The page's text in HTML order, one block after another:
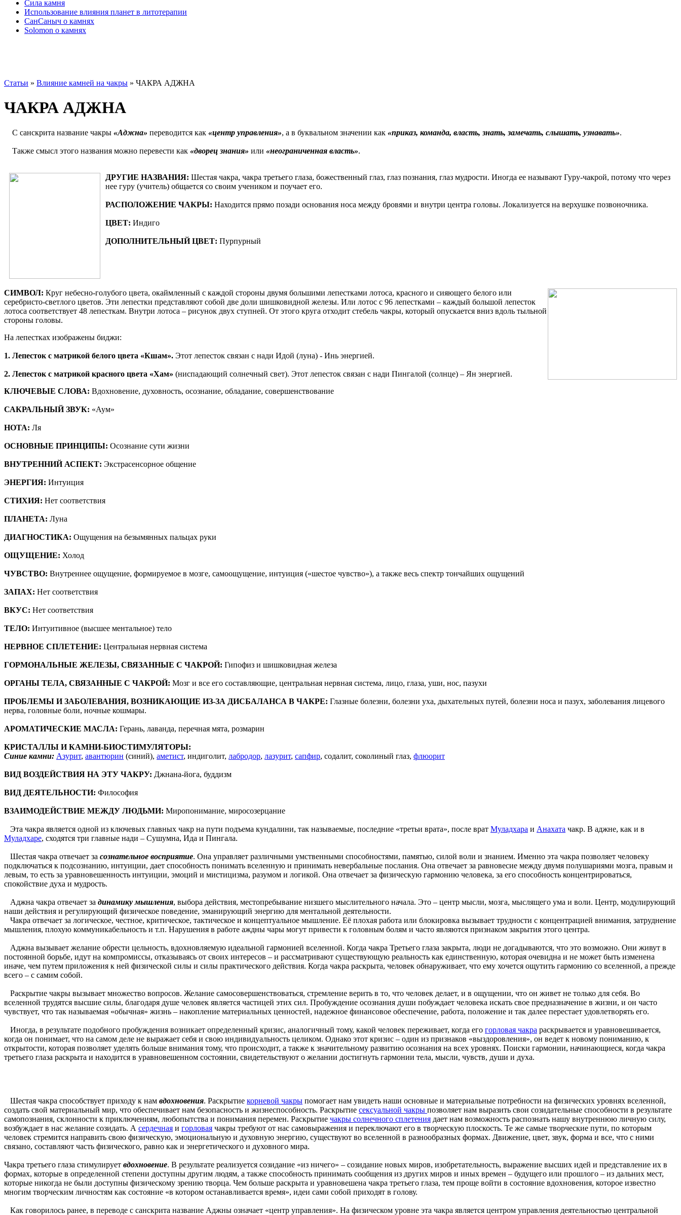
Cила камня
Использование влияния планет в литотерапии
СанСаныч о камнях
Solomon о камнях
Статьи » Влияние камней на чакры » ЧАКРА АДЖНА
ЧАКРА АДЖНА
С санскрита название чакры «Аджна» переводится как «центр управления», а в буквальном значении как «приказ, команда, власть, знать, замечать, слышать, узнавать».
Также смысл этого названия можно перевести как «дворец знания» или «неограниченная власть».
ДРУГИЕ НАЗВАНИЯ: Шестая чакра, чакра третьего глаза, божественный глаз, глаз познания, глаз мудрости. Иногда ее называют Гуру-чакрой, потому что через
нее гуру (учитель) общается со своим учеником и поучает его.
РАСПОЛОЖЕНИЕ ЧАКРЫ: Находится прямо позади основания носа между бровями и внутри центра головы. Локализуется на верхушке позвоночника.
ЦВЕТ: Индиго
ДОПОЛНИТЕЛЬНЫЙ ЦВЕТ: Пурпурный
СИМВОЛ: Круг небесно-голубого цвета, окаймленный с каждой стороны двумя большими лепестками лотоса, красного и сияющего белого или
серебристо-светлого цветов. Эти лепестки представляют собой две доли шишковидной железы. Или лотос с 96 лепестками – каждый большой лепесток
лотоса соответствует 48 лепесткам. Внутри лотоса – рисунок двух ступней. От этого круга отходит стебель чакры, который опускается вниз вдоль тыльной
стороны головы.
На лепестках изображены биджи:
1. Лепесток с матрикой белого цвета «Кшам». Этот лепесток связан с нади Идой (луна) - Инь энергией.
2. Лепесток с матрикой красного цвета «Хам» (ниспадающий солнечный свет). Этот лепесток связан с нади Пингалой (солнце) – Ян энергией.
КЛЮЧЕВЫЕ СЛОВА: Вдохновение, духовность, осознание, обладание, совершенствование
САКРАЛЬНЫЙ ЗВУК: «Аум»
НОТА: Ля
ОСНОВНЫЕ ПРИНЦИПЫ: Осознание сути жизни
ВНУТРЕННИЙ АСПЕКТ: Экстрасенсорное общение
ЭНЕРГИЯ: Интуиция
СТИХИЯ: Нет соответствия
ПЛАНЕТА: Луна
ДИАГНОСТИКА: Ощущения на безымянных пальцах руки
ОЩУЩЕНИЕ: Холод
ЧУВСТВО: Внутреннее ощущение, формируемое в мозге, самоощущение, интуиция («шестое чувство»), а также весь спектр тончайших ощущений
ЗАПАХ: Нет соответствия
ВКУС: Нет соответствия
ТЕЛО: Интуитивное (высшее ментальное) тело
НЕРВНОЕ СПЛЕТЕНИЕ: Центральная нервная система
ГОРМОНАЛЬНЫЕ ЖЕЛЕЗЫ, СВЯЗАННЫЕ С ЧАКРОЙ: Гипофиз и шишковидная железа
ОРГАНЫ ТЕЛА, СВЯЗАННЫЕ С ЧАКРОЙ: Мозг и все его составляющие, центральная нервная система, лицо, глаза, уши, нос, пазухи
ПРОБЛЕМЫ И ЗАБОЛЕВАНИЯ, ВОЗНИКАЮЩИЕ ИЗ-ЗА ДИСБАЛАНСА В ЧАКРЕ: Глазные болезни, болезни уха, дыхательных путей, болезни носа и пазух, заболевания лицевого
нерва, головные боли, ночные кошмары.
АРОМАТИЧЕСКИЕ МАСЛА: Герань, лаванда, перечная мята, розмарин
КРИСТАЛЛЫ И КАМНИ-БИОСТИМУЛЯТОРЫ:
Синие камни: Азурит, авантюрин (синий), аметист, индиголит, лабродор, лазурит, сапфир, содалит, соколиный глаз, флюорит
ВИД ВОЗДЕЙСТВИЯ НА ЭТУ ЧАКРУ: Джнана-йога, буддизм
ВИД ДЕЯТЕЛЬНОСТИ: Философия
ВЗАИМОДЕЙСТВИЕ МЕЖДУ ЛЮДЬМИ: Миропонимание, миросозерцание
Эта чакра является одной из ключевых главных чакр на пути подъема кундалини, так называемые, последние «третьи врата», после врат Муладхара и Анахата чакр. В аджне, как и в
Муладхаре, сходятся три главные нади – Сушумна, Ида и Пингала.
Шестая чакра отвечает за сознательное восприятие. Она управляет различными умственными способностями, памятью, силой воли и знанием. Именно эта чакра позволяет человеку
подключаться к подсознанию, интуиции, дает способность понимать вселенную и принимать невербальные послания. Она отвечает за равновесие между двумя полушариями мозга, правым и
левым, то есть за уравновешенность интуиции, эмоций и мистицизма, разумом и логикой. Она отвечает за физическую гармонию человека, за его способность концентрироваться,
спокойствие духа и мудрость.
Аджна чакра отвечает за динамику мышления, выбора действия, местопребывание низшего мыслительного начала. Это – центр мысли, мозга, мыслящего ума и воли. Центр, модулирующий
наши действия и регулирующий физическое поведение, эманирующий энергию для ментальной деятельности.
Чакра отвечает за логическое, честное, критическое, тактическое и концептуальное мышление. Её плохая работа или блокировка вызывает трудности с концентрацией внимания, затруднение
мышления, плохую коммуникабельность и т.п. Нарушения в работе аждны чары могут привести к головным болям и часто являются признаком закрытия этого центра.
Аджна вызывает желание обрести цельность, вдохновляемую идеальной гармонией вселенной. Когда чакра Третьего глаза закрыта, люди не догадываются, что это возможно. Они живут в
постоянной борьбе, идут на компромиссы, отказываясь от своих интересов – и рассматривают существующую реальность как единственную, которая очевидна и не может быть изменена
иначе, чем путем приложения к ней физической силы и силы практического действия. Когда чакра раскрыта, человек обнаруживает, что ему хочется ощутить гармонию со вселенной, а прежде
всего – с самим собой.
Раскрытие чакры вызывает множество вопросов. Желание самосовершенствоваться, стремление верить в то, что человек делает, и в ощущении, что он живет не только для себя. Во
вселенной трудятся высшие силы, благодаря душе человек является частицей этих сил. Пробуждение осознания души побуждает человека искать свое предназначение в жизни, и он часто
чувствует, что так называемая «обычная» жизнь – накопление материальных ценностей, надежное финансовое обеспечение, работа, положение и так далее перестает удовлетворять его.
Иногда, в результате подобного пробуждения возникает определенный кризис, аналогичный тому, какой человек переживает, когда его горловая чакра раскрывается и уравновешивается,
когда он понимает, что на самом деле не выражает себя и свою индивидуальность целиком. Однако этот кризис – один из признаков «выздоровления», он ведет к новому пониманию, к
открытости, которая позволяет уделять больше внимания тому, что происходит, а также к значительному развитию осознания на всех уровнях. Поиски гармонии, начинающиеся, когда чакра
третьего глаза раскрыта и находится в уравновешенном состоянии, свидетельствуют о желании достигнуть гармонии тела, мысли, чувств, души и духа.
Шестая чакра способствует приходу к нам вдохновения. Раскрытие корневой чакры помогает нам увидеть наши основные и материальные потребности на физических уровнях вселенной,
создать свой материальный мир, что обеспечивает нам безопасность и жизнеспособность. Раскрытие сексуальной чакры позволяет нам выразить свои созидательные способности в результате
самопознания, склонности к приключениям, любопытства и понимания перемен. Раскрытие чакры солнечного сплетения дает нам возможность распознать нашу внутреннюю личную силу,
возбуждает в нас желание созидать. А сердечная и горловая чакры требуют от нас самовыражения и переключают его в творческую плоскость. Те же самые творческие пути, по которым
человек стремится направить свою физическую, эмоциональную и духовную энергию, существуют во вселенной в разнообразных формах. Движение, цвет, звук, форма и все, что с ними
связано, составляют часть физического, равно как и энергетического и духовного мира.
Чакра третьего глаза стимулирует вдохновение. В результате реализуется созидание «из ничего» – созидание новых миров, изобретательность, выражение высших идей и представление их в
формах, которые в определенной степени доступны другим людям, а также способность принимать сообщения из других миров и иных времен – будущего или прошлого – из дальних мест,
которые никогда не были доступны физическому зрению творца. Чем больше раскрыта и уравновешена чакра третьего глаза, тем проще войти в состояние вдохновения, которое известно
многим творческим личностям как состояние «в котором останавливается время», идеи сами собой приходят в голову.
Как говорилось ранее, в переводе с санскрита название Аджны означает «центр управления». На физическом уровне эта чакра является центром управления деятельностью центральной